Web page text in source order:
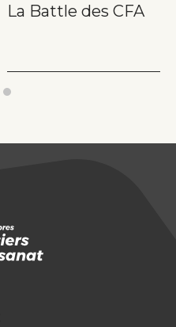
La Battle des CFA